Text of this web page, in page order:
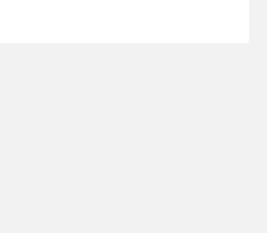
od siebie sypialnie,
jadalną i aneksem
bajkowy ogród,